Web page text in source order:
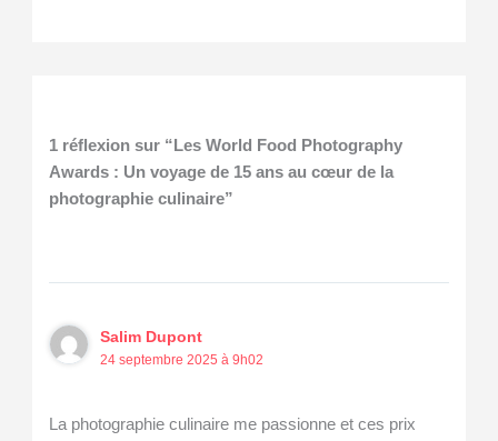
1 réflexion sur “Les World Food Photography
Awards : Un voyage de 15 ans au cœur de la
photographie culinaire”
Salim Dupont
24 septembre 2025 à 9h02
La photographie culinaire me passionne et ces prix